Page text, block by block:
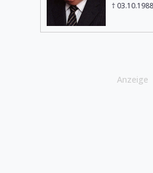
†
Anzeige